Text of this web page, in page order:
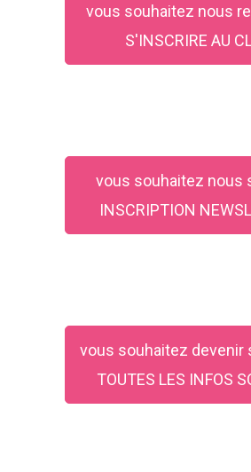
vous souhaitez nous
S'INSCRIRE AU
vous souhaitez nous
INSCRIPTION
vous souhaitez devenir
TOUTES LES INFOS